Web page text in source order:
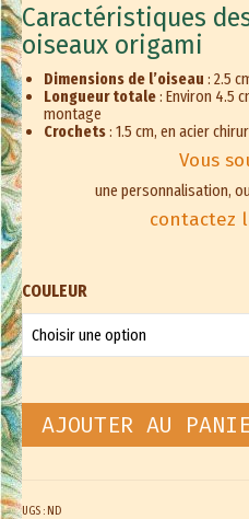
Caractéristiques
oiseaux origami
Dimensions de l’oiseau : 2.5
Longueur totale: Environ 4.5
montage
Crochets: 1.5 cm, en acier
Vous
une personnalisation,
contactez
COULEUR
AJOUTER AU
UGS : ND